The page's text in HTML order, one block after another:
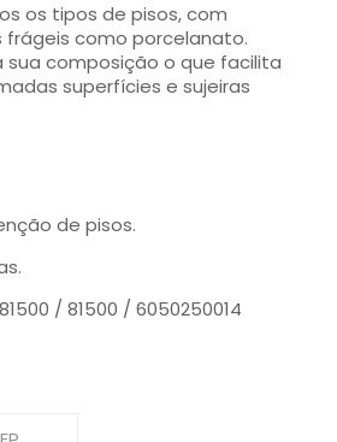
os tipos de pisos, com
frágeis como porcelanato.
sua composição o que facilita
superfícies e sujeiras
de pisos.
/ 81500 / 6050250014